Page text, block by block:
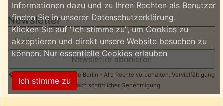
Newsletter
Newsletter abonieren
© 2026 ReggaeInBerlin.de Berlin - Alle Rechte vorbehalten. Vervielfältigung
nur nach schriftlicher Genehmigung
Informationen dazu und zu Ihren Rechten als Benutzer
finden Sie in unserer Datenschutzerklärung.
Klicken Sie auf "Ich stimme zu", um Cookies zu
akzeptieren und direkt unsere Website besuchen zu
können.Nur essentielle Cookies erlauben
Ich stimme zu